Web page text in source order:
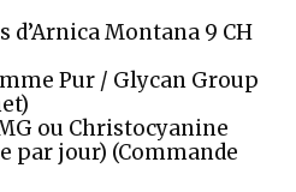
d’Arnica Montana 9 CH
Pur / Glycan Group
ou Christocyanine
par jour) (Commande